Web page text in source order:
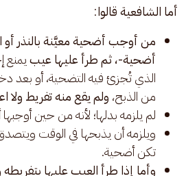
أما الشافعية قالوا:
من أوجب أضحية معيَّنة بالنذر أو
أضحية-،ثم طرأ عليها عيبيمنع
الذي تُجزئ فيه التضحية، أو بعد
من الذبح، ولم يقع منه تفريط ولا
لم يلزمه بدلها؛ لأنه من حين
ويلزمه أن يذبحها في الوقت
تكن أضحية.
وأما إذا طرأ العيب عليها